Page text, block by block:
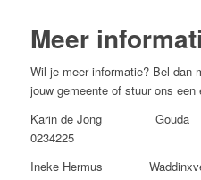
Meer
Wil je meer informatie? Bel dan
jouw gemeente of stuur ons een
Karin de Jong
0234225
Ineke Hermus